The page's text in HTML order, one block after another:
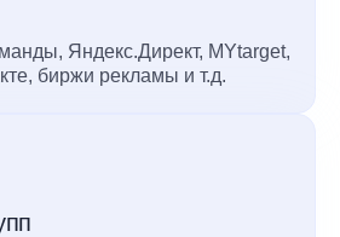
Яндекс.Директ, MYtarget,
биржи рекламы и т.д.